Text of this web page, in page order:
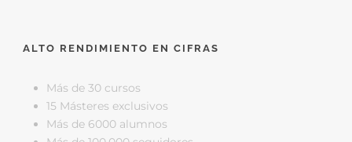
ALTO RENDIMIENTO EN CIFRAS
Más de 30 cursos
15 Másteres exclusivos
Más de 6000 alumnos